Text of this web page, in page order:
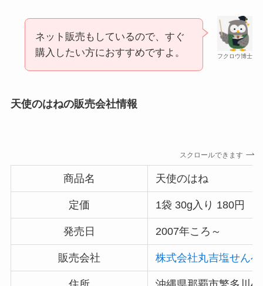
には売ってない？
冷凍ペットボトルはどこに売ってる？ドンキやセ
ブンなどのコンビニで買える！
フクロウ博士
ネット販売もしているので、すぐ
購入したい方におすすめですよ。
天使のはねの販売会社情報
スクロールできます
商品名 天使のはね
定価 1袋 30g入り 180円
発売日 2007年ころ～
販売会社 株式会社丸吉塩せん